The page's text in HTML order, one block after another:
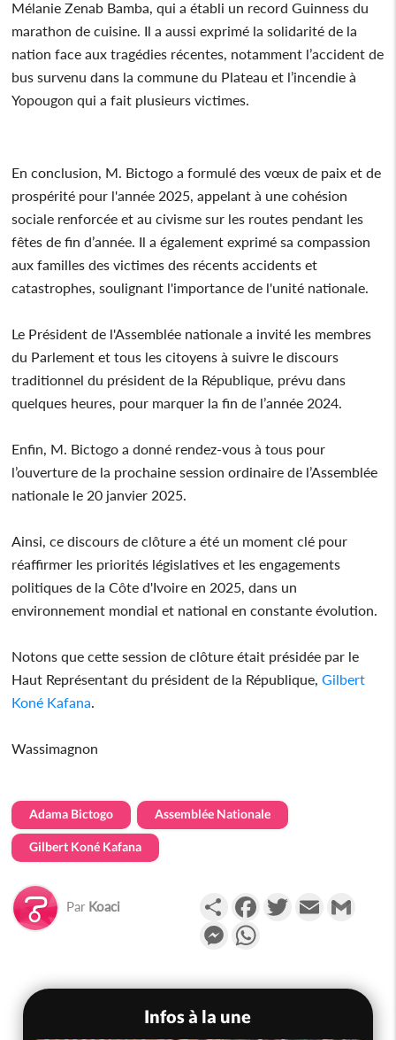
Mélanie Zenab Bamba, qui a établi un record Guinness du
marathon de cuisine. Il a aussi exprimé la solidarité de la
nation face aux tragédies récentes, notamment l’accident de
bus survenu dans la commune du Plateau et l’incendie à
Yopougon qui a fait plusieurs victimes.
En conclusion, M. Bictogo a formulé des vœux de paix et de
prospérité pour l'année 2025, appelant à une cohésion
sociale renforcée et au civisme sur les routes pendant les
fêtes de fin d’année. Il a également exprimé sa compassion
aux familles des victimes des récents accidents et
catastrophes, soulignant l'importance de l'unité nationale.
Le Président de l'Assemblée nationale a invité les membres
du Parlement et tous les citoyens à suivre le discours
traditionnel du président de la République, prévu dans
quelques heures, pour marquer la fin de l’année 2024.
Enfin, M. Bictogo a donné rendez-vous à tous pour
l’ouverture de la prochaine session ordinaire de l’Assemblée
nationale le 20 janvier 2025.
Ainsi, ce discours de clôture a été un moment clé pour
réaffirmer les priorités législatives et les engagements
politiques de la Côte d'Ivoire en 2025, dans un
environnement mondial et national en constante évolution.
Notons que cette session de clôture était présidée par le
Haut Représentant du président de la République,Gilbert
Koné Kafana.
Wassimagnon
Adama Bictogo Assemblée Nationale
Gilbert Koné Kafana
Par Koaci PartagerFacebookTwitterEmail
Messenger
Infos à la une